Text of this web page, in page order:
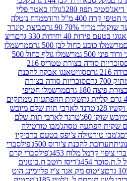
280ג'
גולון באטר פליי
ממרח נוטלה
גרם
ביצת קינדר
330 גרם
ריצ
לבן 500 גרם
מרשמלו
מרשמלו גולף כחול 500
סוכריות סודה בצורת טטריס 216
סוויטאנגו אבקה להכנת
סוכריות סודה בצורת
מרשמלו חטיפי
שקית ההפתעות ממתקים
לארבי תות שלם מיובש
טרנד לארבי תות שלם
טסהג'מבו טורטילה
צ'יפס בטעם ברביקיו
צ'ורוס 500ג'
פילסברי
453ג'
פילסברי קרם
ריסז רוטב ח.בוטנים
מק אנד צ'יז פליימינג הוט